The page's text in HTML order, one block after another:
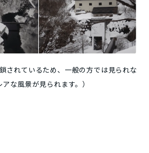
されているため、一般の方では見られな
アな風景が見られます。）